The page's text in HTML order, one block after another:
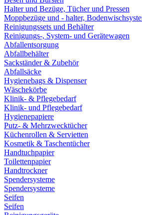
Halter und Bezüge, Tücher und Pressen
Moppbezüge und - halter,
Reinigungssets und Behälter
Reinigungs-, System- und Gerätewagen
Abfallentsorgung
Abfallbehälter
Sackständer & Zubehör
Abfallsäcke
Hygienebags & Dispenser
Wäschekörbe
Klinik- & Pflegebedarf
Klinik- und Pflegebedarf
Hygienepapiere
Putz- & Mehrzwecktücher
Küchenrollen & Servietten
Kosmetik & Taschentücher
Handtuchpapier
Toilettenpapier
Handtrockner
Spendersysteme
Spendersysteme
Seifen
Seifen